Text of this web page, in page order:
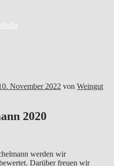
November 2022 von Weingut
2020
werden wir
Darüber freuen wir